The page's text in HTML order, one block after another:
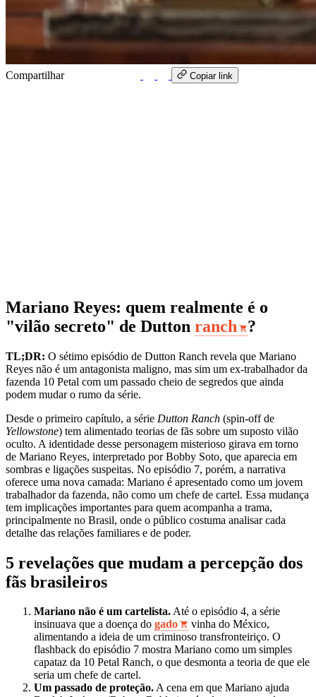
Compartilhar Copiar link
Mariano Reyes: quem realmente é o
"vilão secreto" de Dutton ranch ?
TL;DR: O sétimo episódio de Dutton Ranch revela que Mariano
Reyes não é um antagonista maligno, mas sim um ex-trabalhador da
fazenda 10 Petal com um passado cheio de segredos que ainda
podem mudar o rumo da série.
Desde o primeiro capítulo, a série Dutton Ranch (spin‑off de
Yellowstone) tem alimentado teorias de fãs sobre um suposto vilão
oculto. A identidade desse personagem misterioso girava em torno
de Mariano Reyes, interpretado por Bobby Soto, que aparecia em
sombras e ligações suspeitas. No episódio 7, porém, a narrativa
oferece uma nova camada: Mariano é apresentado como um jovem
trabalhador da fazenda, não como um chefe de cartel. Essa mudança
tem implicações importantes para quem acompanha a trama,
principalmente no Brasil, onde o público costuma analisar cada
detalhe das relações familiares e de poder.
5 revelações que mudam a percepção dos
fãs brasileiros
Mariano não é um cartelista.Até o episódio 4, a série
insinuava que a doença do gado
vinha do México,
alimentando a ideia de um criminoso transfronteiriço. O
flashback do episódio 7 mostra Mariano como um simples
capataz da 10 Petal Ranch, o que desmonta a teoria de que ele
seria um chefe de cartel.
Um passado de proteção.A cena em que Mariano ajuda